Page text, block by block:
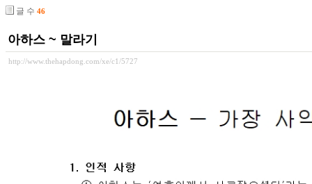
글 수 46
아하스 ~ 말라기
http://www.thehapdong.com/xe/c1/5727